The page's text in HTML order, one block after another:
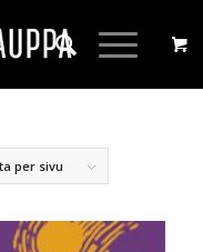
per sivu